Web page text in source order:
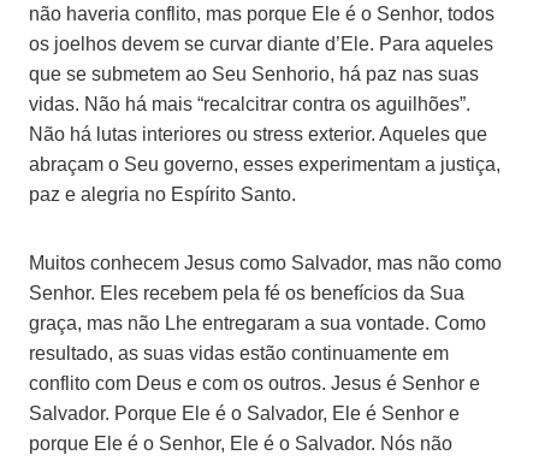
não haveria conflito, mas porque Ele é o Senhor, todos
os joelhos devem se curvar diante d’Ele. Para aqueles
que se submetem ao Seu Senhorio, há paz nas suas
vidas. Não há mais “recalcitrar contra os aguilhões”.
Não há lutas interiores ou stress exterior. Aqueles que
abraçam o Seu governo, esses experimentam a justiça,
paz e alegria no Espírito Santo.
Muitos conhecem Jesus como Salvador, mas não como
Senhor. Eles recebem pela fé os benefícios da Sua
graça, mas não Lhe entregaram a sua vontade. Como
resultado, as suas vidas estão continuamente em
conflito com Deus e com os outros. Jesus é Senhor e
Salvador. Porque Ele é o Salvador, Ele é Senhor e
porque Ele é o Senhor, Ele é o Salvador. Nós não